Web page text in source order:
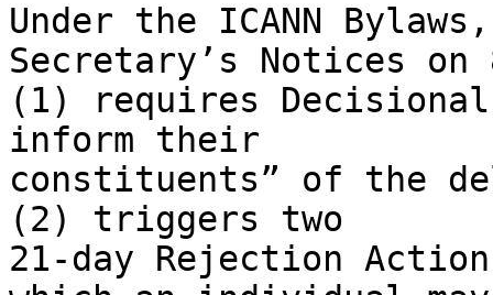
Under the ICANN
Secretary’s Notices
(1) requires
inform their
constituents” of the
(2) triggers two
21-day Rejection